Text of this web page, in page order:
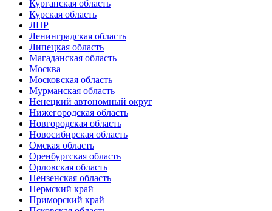
Курганская область
Курская область
ЛНР
Ленинградская область
Липецкая область
Магаданская область
Москва
Московская область
Мурманская область
Ненецкий автономный округ
Нижегородская область
Новгородская область
Новосибирская область
Омская область
Оренбургская область
Орловская область
Пензенская область
Пермский край
Приморский край